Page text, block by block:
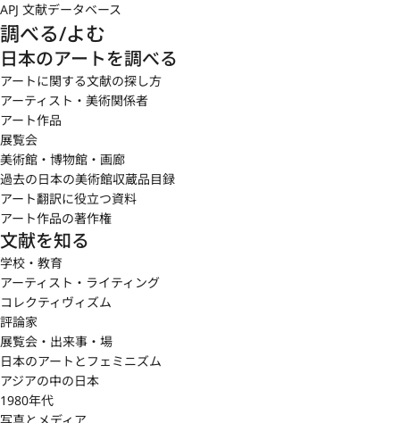
APJ 文献データベース
調べる/よむ
日本のアートを調べる
アートに関する文献の探し方
アーティスト・美術関係者
アート作品
展覧会
美術館・博物館・画廊
過去の日本の美術館収蔵品目録
アート翻訳に役立つ資料
アート作品の著作権
文献を知る
学校・教育
アーティスト・ライティング
コレクティヴィズム
評論家
展覧会・出来事・場
日本のアートとフェミニズム
アジアの中の日本
1980年代